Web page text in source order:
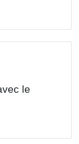
le